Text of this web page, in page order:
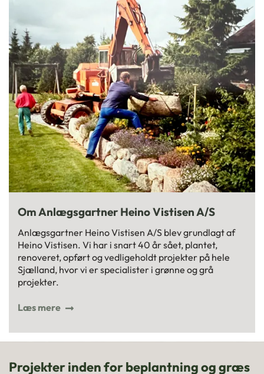
Om Anlægsgartner Heino Vistisen A/S
Anlægsgartner Heino Vistisen A/S blev grundlagt af
Heino Vistisen. Vi har i snart 40 år sået, plantet,
renoveret, opført og vedligeholdt projekter på hele
Sjælland, hvor vi er specialister i grønne og grå
projekter.
Læs mere
Projekter inden for beplantning og græs